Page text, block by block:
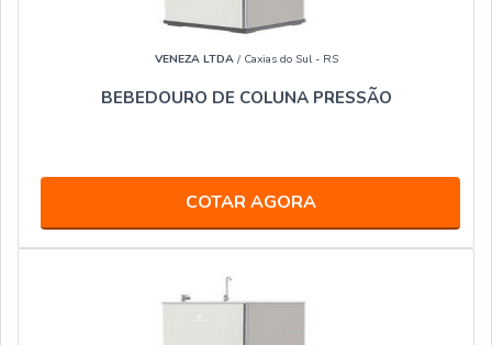
VENEZA LTDA/ Caxias do Sul - RS
BEBEDOURO DE COLUNA PRESSÃO
COTAR AGORA